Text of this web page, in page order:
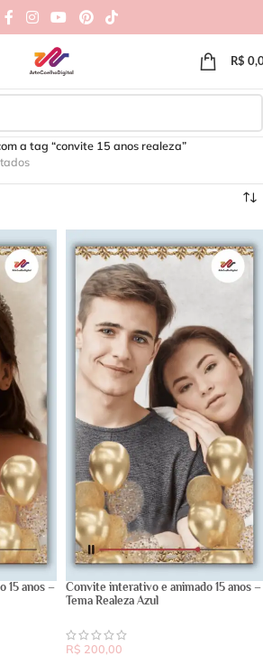
R$
a tag “convite 15 anos realeza”
15 anos –
Convite interativo e animado 15 anos –
Tema Realeza Azul
R$ 200,00